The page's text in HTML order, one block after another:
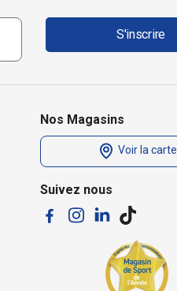
S'inscrire
Nos Magasins
Voir la carte
Suivez nous